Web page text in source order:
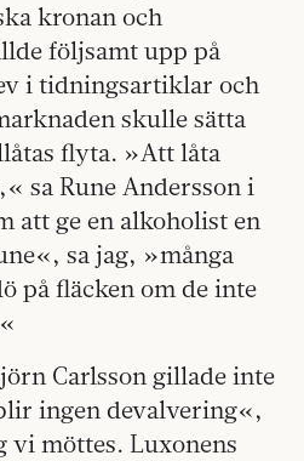
kronan och
följsamt upp på
i tidningsartiklar och
skulle sätta
flyta. »Att låta
sa Rune Andersson i
att ge en alkoholist en
sa jag, »många
på fläcken om de inte
Carlsson gillade inte
ingen devalvering«,
vi möttes. Luxonens